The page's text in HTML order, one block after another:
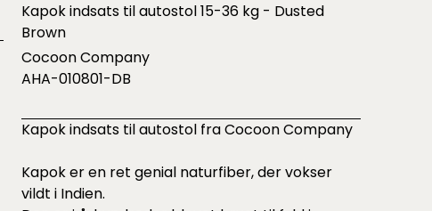
Kapok indsats til autostol 15-36 kg - Dusted
Brown
Cocoon Company
AHA-010801-DB
Kapok indsats til autostol fra Cocoon Company
Kapok er en ret genial naturfiber, der vokser
vildt i Indien.